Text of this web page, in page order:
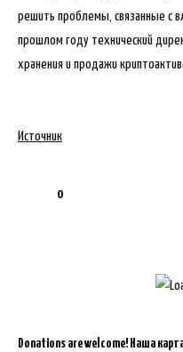
решить проблемы, связанные с
прошлом году технический
хранения и продажи
Источник
0
Donations are welcome! Наша